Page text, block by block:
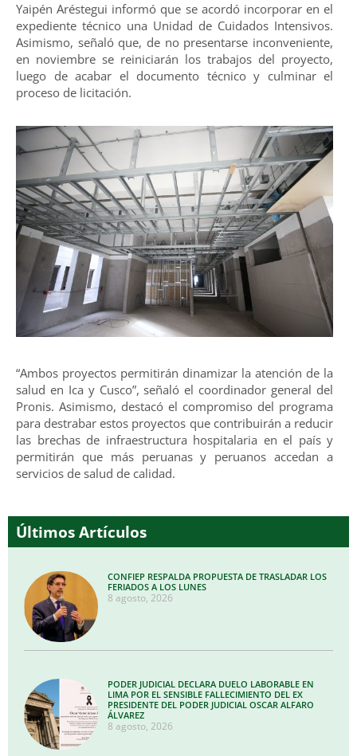
Yaipén Aréstegui informó que se acordó incorporar en el
expediente técnico una Unidad de Cuidados Intensivos.
Asimismo, señaló que, de no presentarse inconveniente,
en noviembre se reiniciarán los trabajos del proyecto,
luego de acabar el documento técnico y culminar el
proceso de licitación.
“Ambos proyectos permitirán dinamizar la atención de la
salud en Ica y Cusco”, señaló el coordinador general del
Pronis. Asimismo, destacó el compromiso del programa
para destrabar estos proyectos que contribuirán a reducir
las brechas de infraestructura hospitalaria en el país y
permitirán que más peruanas y peruanos accedan a
servicios de salud de calidad.
Últimos Artículos
CONFIEP RESPALDA PROPUESTA DE TRASLADAR LOS
FERIADOS A LOS LUNES
8 agosto, 2026
PODER JUDICIAL DECLARA DUELO LABORABLE EN
LIMA POR EL SENSIBLE FALLECIMIENTO DEL EX
PRESIDENTE DEL PODER JUDICIAL OSCAR ALFARO
ÁLVAREZ
8 agosto, 2026